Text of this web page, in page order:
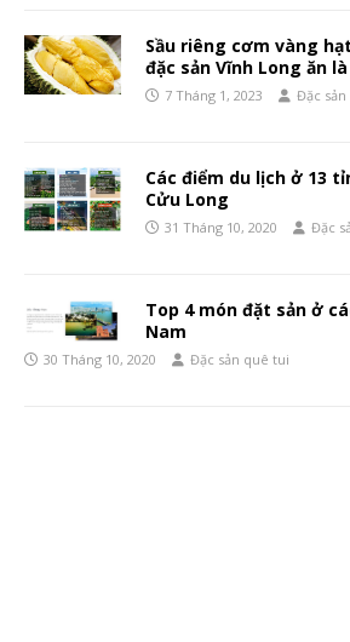
Sầu riêng cơm vàng
đặc sản Vĩnh Long ăn
7 Tháng 1, 2023 Đặc
Các điểm du lịch ở 13
Cửu Long
31 Tháng 10, 2020 Đặc
Top 4 món đặt sản ở
Nam
30 Tháng 10, 2020 Đặc sản quê tui